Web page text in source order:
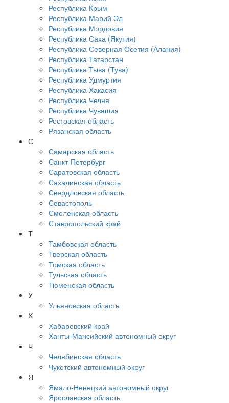
Республика Крым
Республика Марий Эл
Республика Мордовия
Республика Саха (Якутия)
Республика Северная Осетия (Алания)
Республика Татарстан
Республика Тыва (Тува)
Республика Удмуртия
Республика Хакасия
Республика Чечня
Республика Чувашия
Ростовская область
Рязанская область
С
Самарская область
Санкт-Петербург
Саратовская область
Сахалинская область
Свердловская область
Севастополь
Смоленская область
Ставропольский край
Т
Тамбовская область
Тверская область
Томская область
Тульская область
Тюменская область
У
Ульяновская область
Х
Хабаровский край
Ханты-Мансийский автономный округ
Ч
Челябинская область
Чукотский автономный округ
Я
Ямало-Ненецкий автономный округ
Ярославская область